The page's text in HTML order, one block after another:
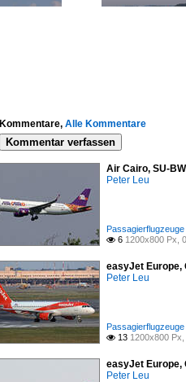
Kommentare, Alle Kommentare
Kommentar verfassen
Air Cairo, SU-
Peter Leu
Passagierflugzeuge
 6 1200x800 Px,
easyJet Europe,
Peter Leu
Passagierflugzeuge
 13 1200x800
easyJet Europe,
Peter Leu